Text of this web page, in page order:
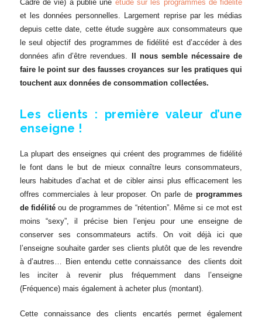
Cadre de vie) a publié une étude sur les programmes de fidélité
et les données personnelles. Largement reprise par les médias
depuis cette date, cette étude suggère aux consommateurs que
le seul objectif des programmes de fidélité est d’accéder à des
données afin d’être revendues.
Il nous semble nécessaire de
faire le point sur des fausses croyances sur les pratiques qui
touchent aux données de consommation collectées.
Les clients : première valeur d’une
enseigne !
La plupart des enseignes qui créent des programmes de fidélité
le font dans le but de mieux connaître leurs consommateurs,
leurs habitudes d’achat et de cibler ainsi plus efficacement les
offres commerciales à leur proposer. On parle deprogrammes
de fidélitéou de programmes de “rétention”. Même si ce mot est
moins “sexy”, il précise bien l’enjeu pour une enseigne de
conserver ses consommateurs actifs. On voit déjà ici que
l’enseigne souhaite garder ses clients plutôt que de les revendre
à d’autres… Bien entendu cette connaissance des clients doit
les inciter à revenir plus fréquemment dans l’enseigne
(Fréquence) mais également à acheter plus (montant).
Cette connaissance des clients encartés permet également